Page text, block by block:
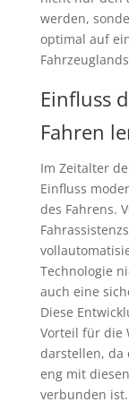
werden,
optimal auf
Einfluss
Fahren
Im Zeitalter
Einfluss
des Fahrens.
Technologie
auch eine
Diese
Vorteil für die
darstellen, da
eng mit
verbunden ist.